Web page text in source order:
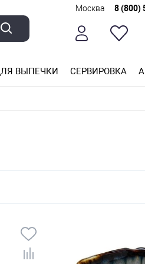
Москва 8 (800)
ВЫПЕЧКИ СЕРВИРОВКА